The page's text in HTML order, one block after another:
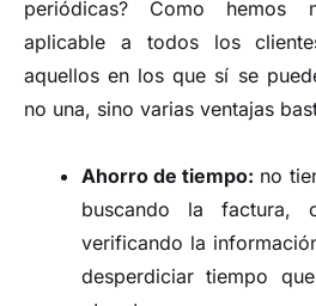
periódicas? Como hemos
aplicable a todos los
aquellos en los que sí se
no una, sino varias ventajas
Ahorro de tiempo: no
buscando la factura,
verificando la
desperdiciar tiempo